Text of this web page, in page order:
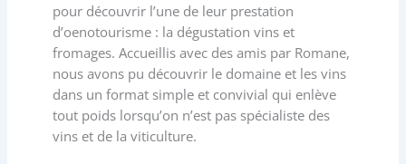
pour découvrir l’une de leur prestation
d’oenotourisme : la dégustation vins et
fromages. Accueillis avec des amis par Romane,
nous avons pu découvrir le domaine et les vins
dans un format simple et convivial qui enlève
tout poids lorsqu’on n’est pas spécialiste des
vins et de la viticulture.